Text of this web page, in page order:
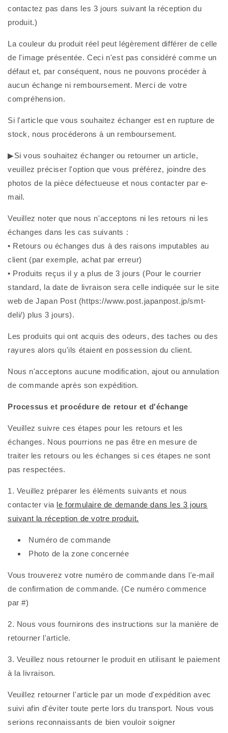
contactez pas dans les 3 jours suivant la réception du
produit.)
La couleur du produit réel peut légèrement différer de celle
de l'image présentée. Ceci n'est pas considéré comme un
défaut et, par conséquent, nous ne pouvons procéder à
aucun échange ni remboursement. Merci de votre
compréhension.
Si l'article que vous souhaitez échanger est en rupture de
stock, nous procéderons à un remboursement.
▶︎Si vous souhaitez échanger ou retourner un article,
veuillez préciser l'option que vous préférez, joindre des
photos de la pièce défectueuse et nous contacter par e-
mail.
Veuillez noter que nous n'acceptons ni les retours ni les
échanges dans les cas suivants :
• Retours ou échanges dus à des raisons imputables au
client (par exemple, achat par erreur)
• Produits reçus il y a plus de 3 jours (Pour le courrier
standard, la date de livraison sera celle indiquée sur le site
web de Japan Post (https://www.post.japanpost.jp/smt-
deli/) plus 3 jours).
Les produits qui ont acquis des odeurs, des taches ou des
rayures alors qu'ils étaient en possession du client.
Nous n'acceptons aucune modification, ajout ou annulation
de commande après son expédition.
Processus et procédure de retour et d'échange
Veuillez suivre ces étapes pour les retours et les
échanges. Nous pourrions ne pas être en mesure de
traiter les retours ou les échanges si ces étapes ne sont
pas respectées.
1. Veuillez préparer les éléments suivants et nous
contacter via le formulaire de demande dans les 3 jours
suivant la réception de votre produit.
Numéro de commande
Photo de la zone concernée
Vous trouverez votre numéro de commande dans l'e-mail
de confirmation de commande. (Ce numéro commence
par #)
2. Nous vous fournirons des instructions sur la manière de
retourner l'article.
3. Veuillez nous retourner le produit en utilisant le paiement
à la livraison.
Veuillez retourner l'article par un mode d'expédition avec
suivi afin d'éviter toute perte lors du transport. Nous vous
serions reconnaissants de bien vouloir soigner